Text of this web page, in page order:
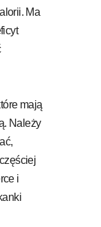
Ma
mają
Należy
i